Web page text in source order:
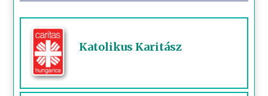
Katolikus Karitász